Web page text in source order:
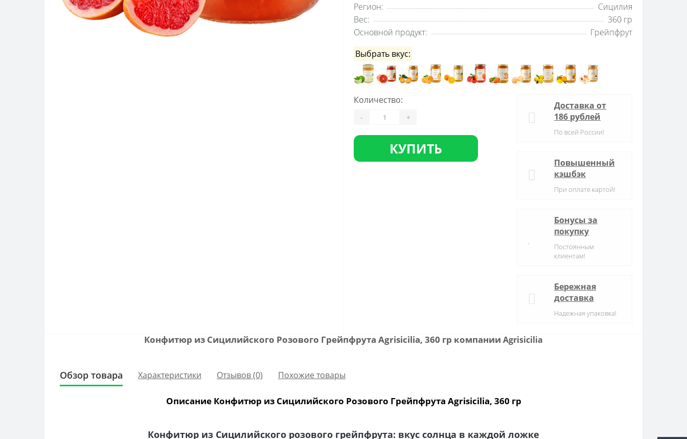
Регион:
Сицилия
Вес:
360 гр
Основной продукт:
Грейпфрут
Выбрать вкус:
Количество:
- +
КУПИТЬ
Доставка от
186 рублей
По всей России!
Повышенный
кэшбэк
При оплате картой!
Бонусы за
покупку
Постоянным
клиентам!
Бережная
доставка
Надежная упаковка!
Конфитюр из Сицилийского Розового Грейпфрута Agrisicilia, 360 гр компании Agrisicilia
Обзор товара Характеристики Отзывов (0) Похожие товары
Описание Конфитюр из Сицилийского Розового Грейпфрута Agrisicilia, 360 гр
Конфитюр из Сицилийского розового грейпфрута: вкус солнца в каждой ложке